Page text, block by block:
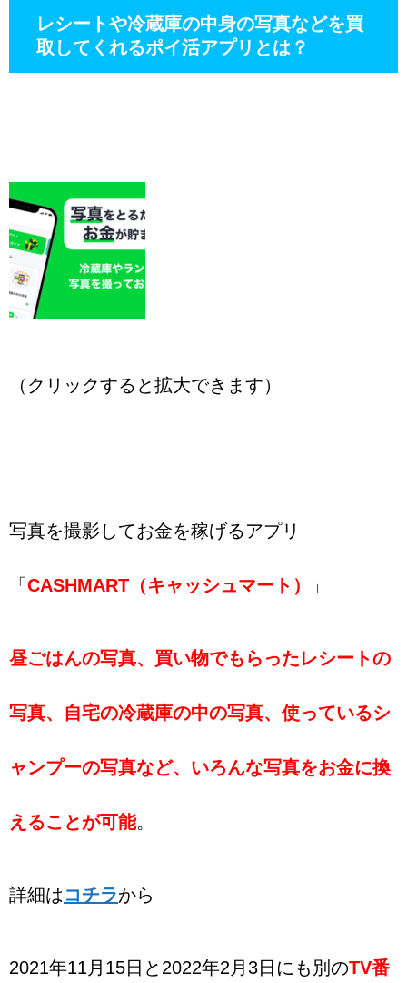
レシートや冷蔵庫の中身の写真などを買
取してくれるポイ活アプリとは？
（クリックすると拡大できます）
写真を撮影してお金を稼げるアプリ
「 CASHMART（キャッシュマート） 」
昼ごはんの写真、買い物でもらったレシートの
写真、自宅の冷蔵庫の中の写真、使っているシ
ャンプーの写真など、いろんな写真をお金に換
えることが可能。
詳細は コチラから
2021年11月15日と2022年2月3日にも別のTV番